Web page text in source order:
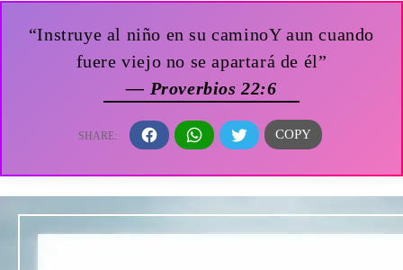
“Instruye al niño en su caminoY aun cuando
fuere viejo no se apartará de él”
— Proverbios 22:6